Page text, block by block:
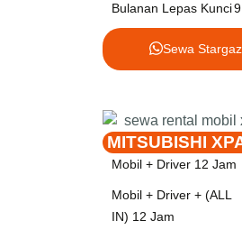
Bulanan Lepas Kunci
Sewa
MITSUBISHI
Mobil + Driver 12 Jam
Mobil + Driver + (ALL
IN) 12 Jam